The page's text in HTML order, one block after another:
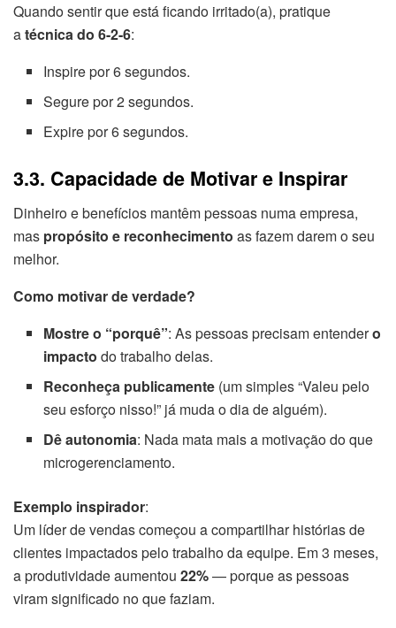
Quando sentir que está ficando irritado(a), pratique
atécnica do 6-2-6:
Inspire por 6 segundos.
Segure por 2 segundos.
Expire por 6 segundos.
3.3. Capacidade de Motivar e Inspirar
Dinheiro e benefícios mantêm pessoas numa empresa,
mas propósito e reconhecimento as fazem darem o seu
melhor.
Como motivar de verdade?
Mostre o “porquê”: As pessoas precisam entendero
impacto do trabalho delas.
Reconheça publicamente (um simples “Valeu pelo
seu esforço nisso!” já muda o dia de alguém).
Dê autonomia: Nada mata mais a motivação do que
microgerenciamento.
Exemplo inspirador:
Um líder de vendas começou a compartilhar histórias de
clientes impactados pelo trabalho da equipe. Em 3 meses,
a produtividade aumentou 22%— porque as pessoas
viram significado no que faziam.